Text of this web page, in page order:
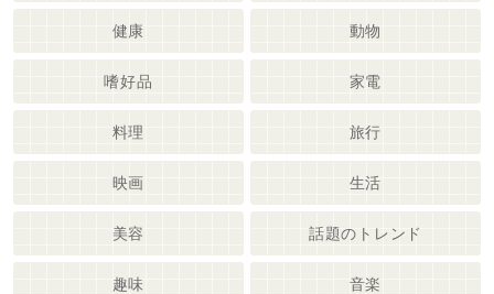
健康 動物
嗜好品 家電
料理 旅行
映画 生活
美容 話題のトレンド
趣味 音楽